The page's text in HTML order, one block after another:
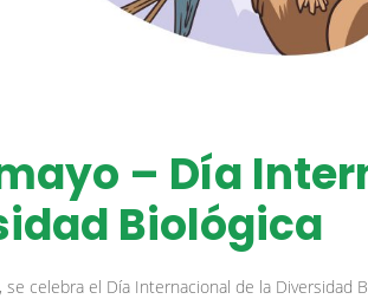
– Día
Biológica
se celebra el Día Internacional de la Diversidad